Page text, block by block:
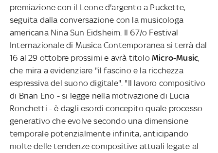
premiazione con il Leone d'argento a Puckette,
seguita dalla conversazione con la musicologa
americana Nina Sun Eidsheim. Il 67/o Festival
Internazionale di Musica Contemporanea si terrà dal
16 al 29 ottobre prossimi e avrà titolo Micro-Music,
che mira a evidenziare "il fascino e la ricchezza
espressiva del suono digitale". "Il lavoro compositivo
di Brian Eno - si legge nella motivazione di Lucia
Ronchetti - è dagli esordi concepito quale processo
generativo che evolve secondo una dimensione
temporale potenzialmente infinita, anticipando
molte delle tendenze compositive attuali legate al